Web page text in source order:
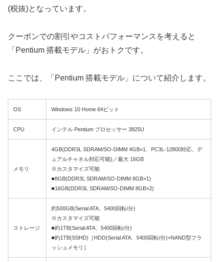
(税抜)となっています。
クーポンでの割引やコストパフォーマンスを考えると
「Pentium 搭載モデル」がおトクです。
ここでは、「Pentium 搭載モデル」について紹介します。
OS Windows 10 Home 64ビット
CPU インテル Pentium プロセッサー 3825U
メモリ
4GB(DDR3L SDRAM/SO-DIMM 4GB×1、PC3L-12800対応、デ
ュアルチャネル対応可能)／最大 16GB
※カスタマイズ可能
■8GB(DDR3L SDRAM/SO-DIMM 8GB×1)
■16GB(DDR3L SDRAM/SO-DIMM 8GB×2)
ストレージ
約500GB(Serial ATA、5400回転/分)
※カスタマイズ可能
■約1TB(Serial ATA、5400回転/分)
■約1TB(SSHD)［HDD(Serial ATA、5400回転/分)+NAND型フラ
ッシュメモリ］